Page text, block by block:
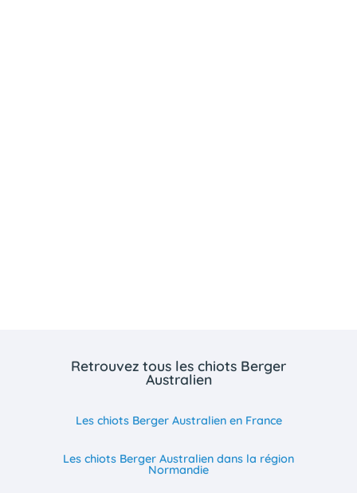
Retrouvez tous les chiots Berger
Australien
Les chiots Berger Australien en France
Les chiots Berger Australien dans la région
Normandie